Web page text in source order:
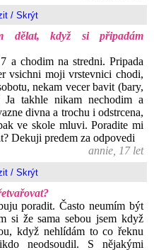
dělat, když si připadám
a chodim na stredni. Pripada
vsichni moji vrstevnici chodi,
nekam vecer bavit (bary,
Ja takhle nikam nechodim a
divna a trochu i odstrcena,
ve skole mluvi. Poradite mi
Dekuji predem za odpovedi
annie, 17 let
poradit. Často neumím být
si že sama sebou jsem když
když nehlídám to co řeknu
neodsoudil. S nějakými